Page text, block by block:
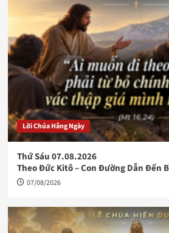
Lời Chúa Hằng Ngày
Thứ Sáu 07.08.2026
Theo Đức Kitô – Con Đường Dẫn Đến
07/08/2026